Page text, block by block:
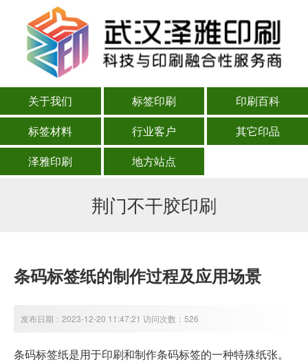
关于我们 标签印刷
印刷百科
标签材料
行业客户
其它印品
泽雅印刷
地方站点
荆门不干胶印刷
条码标签纸的制作过程及应用场景
发布日期：2023-12-20 11:47:21 访问次数：526
条码标签纸是用于印刷和制作条码标签的一种特殊纸张。